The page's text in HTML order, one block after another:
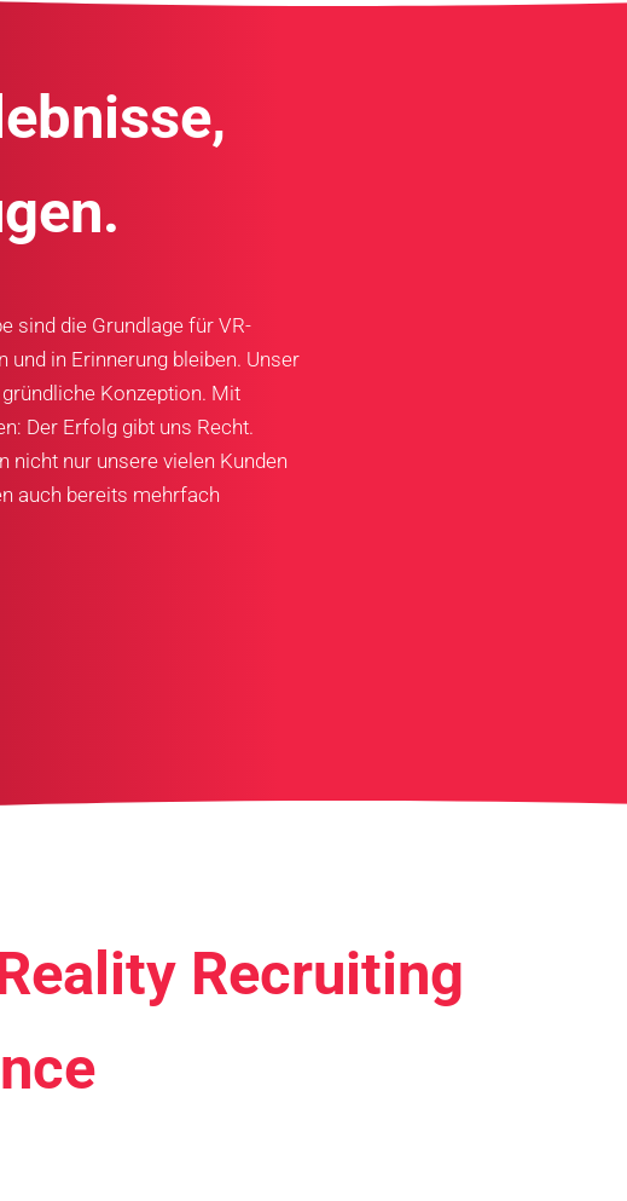
sind die Grundlage für VR-
und in Erinnerung bleiben. Unser
Konzeption. Mit
Der Erfolg gibt uns Recht.
nicht nur unsere vielen Kunden
auch bereits mehrfach
Recruiting